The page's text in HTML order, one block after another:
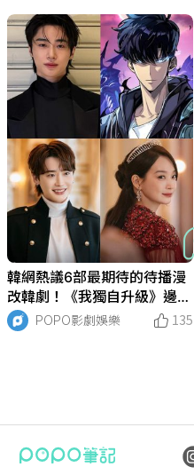
韓網熱議6部最期待的待播漫
改韓劇！《我獨自升級》邊佑
錫化身真人版成振宇，《再婚
皇后》申敏兒搭檔李鐘奭
POPO影劇娛樂 135
《21世紀大君夫人》邊佑錫
「轉型演員」的10年歷程，曾
Netflix《努力克服自卑的我
們》5大看點，高允貞、具教
Nerflix韓劇《秒殺愛情》劇
情線上看！安孝燮化身「最帥
Uaena的驕傲！IU演員之路
「演技黑歷史」到青龍獎視
2026年4月韓劇開播時間＆播
出平台懶人包！IU邊佑錫《21
2026韓劇《21世紀大君夫
人》劇情看點角色線上看！IU
盤點7部適合在春天看的浪漫
韓劇！《在你燦爛的季節》溫
2026年3月韓劇開播時間＆播
出平台！Jisoo、朴敏英女神
Netflix《訂閱男友》正式預告
公開！Jisoo展開虛擬戀愛，
2026韓網回顧歷代最佳韓劇
CP情侶！金宣虎＆高允貞互
盤點2026年2月韓劇開播時間
＆播出平台！申惠善＆李浚赫
2026話題度最高的夢幻韓劇
CP公開！金宣虎＆高允貞劇
Netflix公開2026韓劇片單！
Jisoo、徐仁國、宋慧喬、孔
入坑「最美整形範本」高允貞
影劇作品！《愛情怎麼翻譯》
入坑「酒窩王子」金宣虎影劇
作品盤點！挺過風波回歸《愛
金宣虎＆高允貞《愛情怎麼翻
譯》台詞心動又揪心！每個人
Netflix韓劇《愛情怎麼翻譯》
全球爆紅！金宣虎劇外超寵高
2026年1月韓劇開播時間＆播
出平台懶人包！朴信惠、金惠
2025年Netflix播放次數最高
的韓劇TOP8！《暴君的廚
Netflix 2026上半年最期待！
浪漫韓劇《愛情怎麼翻譯？》
12月必看Netflix影集電影推
薦！《現金英雄》李俊昊化身
2025年12月韓劇開播時間＆
播出平台懶人包！李俊昊、玄
2026最受期待韓劇CP組合公
開！IU邊佑錫身高差太好嗑，
2025年11月韓劇開播時間＆
播出平台懶人包！《模範計程